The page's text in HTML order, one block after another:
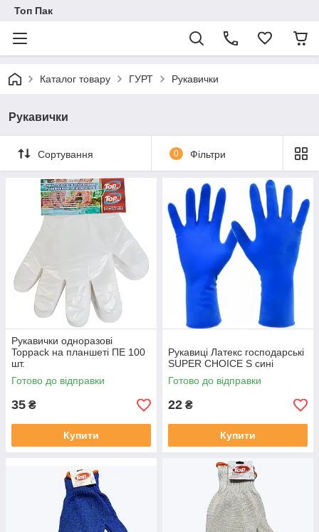
Топ Пак
Каталог товару ГУРТ Рукавички
Рукавички
Сортування 0 Фільтри
Рукавички одноразові
Toppack на планшеті ПЕ 100
шт.
Готово до відправки
35 ₴
Купити
Рукавиці Латекс господарські
SUPER CHOICE S сині
Готово до відправки
22 ₴
Купити